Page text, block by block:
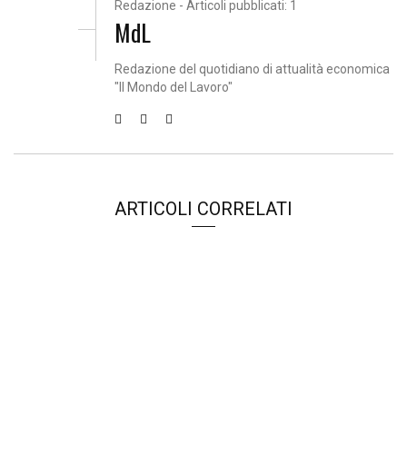
Redazione - Articoli pubblicati: 1
MdL
Redazione del quotidiano di attualità economica
"Il Mondo del Lavoro"
ARTICOLI CORRELATI